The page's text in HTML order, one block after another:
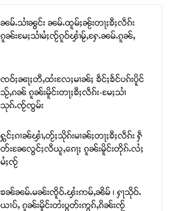
ၼမ်ႉသၢႆၼွင်း ၼမ်ႉထူမ်ႈၼႂ်းတႃႈၶီႈလဵၵ်း
ၵူၼ်းမႄႈသၢႆမႆႈၸႂ်ၵူဝ်ၾၢႆမႂ်ႇႁႄႉၼမ်ႉၵူၼ်ႇ
ၸဝ်ႈၼႃႈတီႇထႆးလႄႈမၢၼ်ႈ ၶဵင်ႈၶႅင်ပၵ်းပိူင်
သႂ်ႇၵၼ် ၵူၼ်းမိူင်းတႃႈၶီႈလဵၵ်း-မႄႈသၢႆ
သုၵ်ႉၸႂ်ၸွမ်း
ႁွင်ႈၵၢၼ်ၾၢႆႇတႂ်ႈသိုၵ်းမၢၼ်ႈတႃႈၶီႈလဵၵ်း ႁဵ
တ်းၼႄလွင်ႈလီယူႇၵေႃႈ ၵူၼ်းမိူင်းတိုၵ်ႉလႆႈ
မႆႈၸႂ်
ၶၼ်ၼမ်ႉမၼ်းၸိူဝ်ႉၾႆးဢမ်ႇၼိမ် ၊ ႁႃသိုဝ်ႉ
ယၢပ်ႇ ၵူၼ်းမိူင်းတႆးပွတ်းဢွၵ်ႇၵိၼ်းၸႂ်